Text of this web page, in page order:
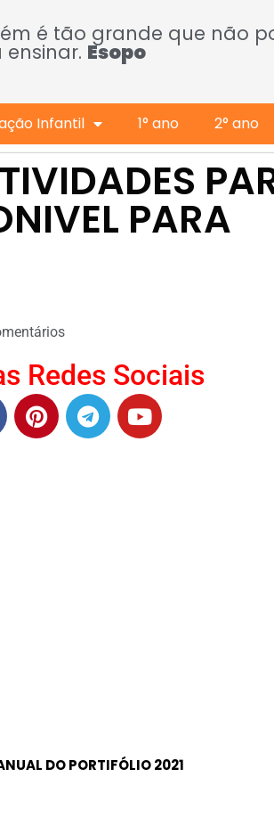
é tão grande que não
ensinar. Esopo
Infantil 1° ano 2° ano
PARA
Redes Sociais
DO PORTIFÓLIO 2021